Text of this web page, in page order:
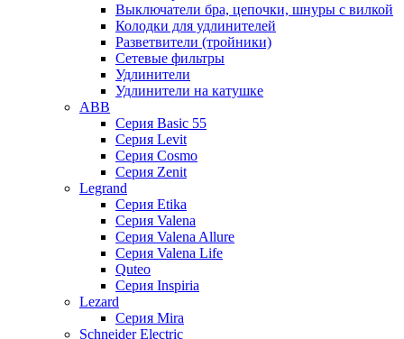
Выключатели бра, цепочки, шнуры с вилкой
Колодки для удлинителей
Разветвители (тройники)
Сетевые фильтры
Удлинители
Удлинители на катушке
ABB
Серия Basic 55
Серия Levit
Серия Cosmo
Серия Zenit
Legrand
Серия Etika
Серия Valena
Серия Valena Allure
Серия Valena Life
Quteo
Серия Inspiria
Lezard
Серия Mira
Schneider Electric